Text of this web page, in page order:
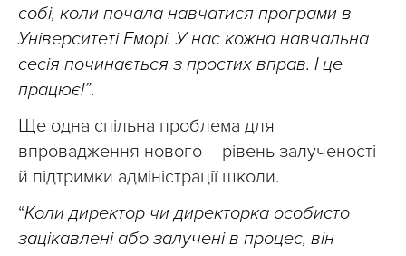
собі, коли почала навчатися програми в
Університеті Еморі. У нас кожна навчальна
сесія починається з простих вправ. І це
працює!”.
Ще одна спільна проблема для
впровадження нового – рівень залученості
й підтримки адміністрації школи.
“Коли директор чи директорка особисто
зацікавлені або залучені в процес, він